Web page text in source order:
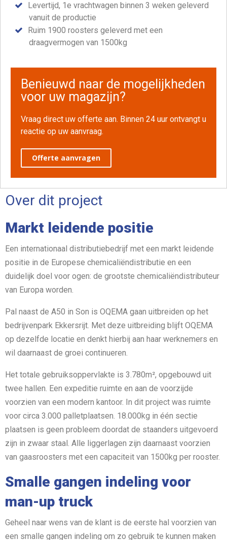
Over dit project
Markt leidende positie
Een internationaal distributiebedrijf met een markt leidende
positie in de Europese chemicaliëndistributie en een
duidelijk doel voor ogen: de grootste chemicaliëndistributeur
van Europa worden.
Pal naast de A50 in Son is OQEMA gaan uitbreiden op het
bedrijvenpark Ekkersrijt. Met deze uitbreiding blijft OQEMA
op dezelfde locatie en denkt hierbij aan haar werknemers en
wil daarnaast de groei continueren.
Het totale gebruiksoppervlakte is 3.780m², opgebouwd uit
twee hallen. Een expeditie ruimte en aan de voorzijde
voorzien van een modern kantoor. In dit project was ruimte
voor circa 3.000 palletplaatsen. 18.000kg in één sectie
plaatsen is geen probleem doordat de staanders uitgevoerd
zijn in zwaar staal. Alle liggerlagen zijn daarnaast voorzien
van gaasroosters met een capaciteit van 1500kg per rooster.
Smalle gangen indeling voor
man-up truck
Geheel naar wens van de klant is de eerste hal voorzien van
een smalle gangen indeling om zo gebruik te kunnen maken
Levertijd, 1e vrachtwagen binnen 3 weken geleverd
vanuit de productie
Ruim 1900 roosters geleverd met een
draagvermogen van 1500kg
Benieuwd naar de mogelijkheden
voor uw magazijn?
Vraag direct uw offerte aan. Binnen 24 uur ontvangt u
reactie op uw aanvraag.
Offerte aanvragen